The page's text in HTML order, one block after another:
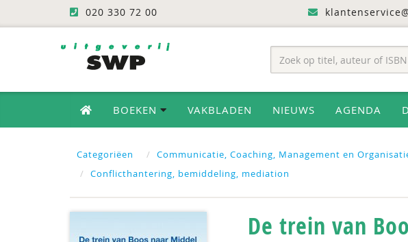
020 330 72 00
BOEKEN VAKBLADEN NIEUWS AGENDA
Categoriëen
Communicatie, Coaching, Management en
Conflicthantering, bemiddeling, mediation
De trein van